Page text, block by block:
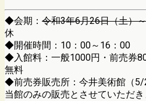
◆会期： 令和3年6月26日（土）
休
◆開催時間：10：00～16：00
◆入館料：一般1000円・前売券
無料
◆前売券販売所：今井美術館（
当館のみの販売とさせていただき